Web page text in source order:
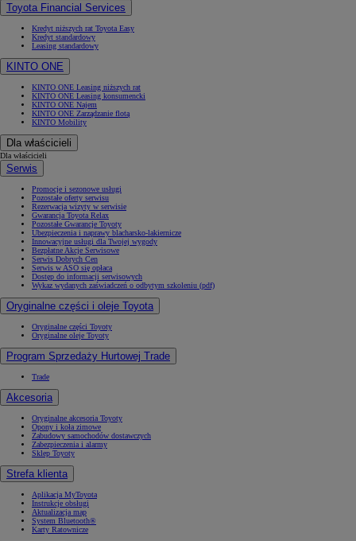
Toyota Financial Services
Kredyt niższych rat Toyota Easy
Kredyt standardowy
Leasing standardowy
KINTO ONE
KINTO ONE Leasing niższych rat
KINTO ONE Leasing konsumencki
KINTO ONE Najem
KINTO ONE Zarządzanie flotą
KINTO Mobility
Dla właścicieli
Dla właścicieli
Serwis
Promocje i sezonowe usługi
Pozostałe oferty serwisu
Rezerwacja wizyty w serwisie
Gwarancja Toyota Relax
Pozostałe Gwarancje Toyoty
Ubezpieczenia i naprawy blacharsko-lakiernicze
Innowacyjne usługi dla Twojej wygody
Bezpłatne Akcje Serwisowe
Serwis Dobrych Cen
Serwis w ASO się opłaca
Dostęp do informacji serwisowych
Wykaz wydanych zaświadczeń o odbytym szkoleniu (pdf)
Oryginalne części i oleje Toyota
Oryginalne części Toyoty
Oryginalne oleje Toyoty
Program Sprzedaży Hurtowej Trade
Trade
Akcesoria
Oryginalne akcesoria Toyoty
Opony i koła zimowe
Zabudowy samochodów dostawczych
Zabezpieczenia i alarmy
Sklep Toyoty
Strefa klienta
Aplikacja MyToyota
Instrukcje obsługi
Aktualizacja map
System Bluetooth®
Karty Ratownicze